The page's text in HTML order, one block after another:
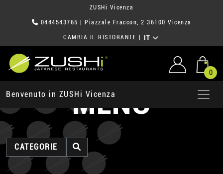
ZUSHi Vicenza
0444543765 | Piazzale Fraccon, 2 36100 Vicenza
CAMBIA IL RISTORANTE IT
0
Benvenuto in ZUSHi Vicenza
MENU
CATEGORIE